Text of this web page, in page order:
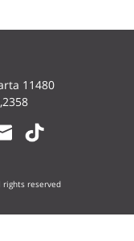
11480
rights reserved